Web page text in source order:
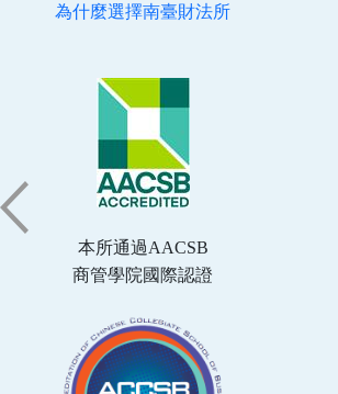
為什麼選擇南臺財法所
本所通過AACSB
商管學院國際認證